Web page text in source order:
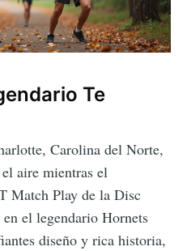
Te
Carolina del Norte,
aire mientras el
Match Play de la Disc
el legendario Hornets
diseño y rica historia,